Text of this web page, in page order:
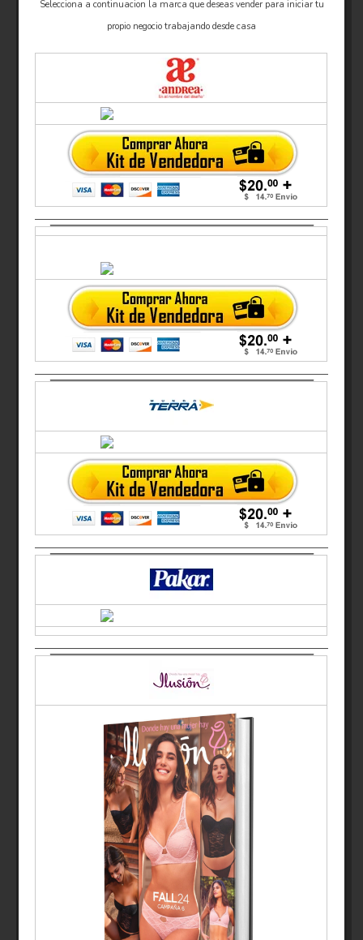
Selecciona a continuacion la marca que deseas vender para iniciar tu
propio negocio trabajando desde casa